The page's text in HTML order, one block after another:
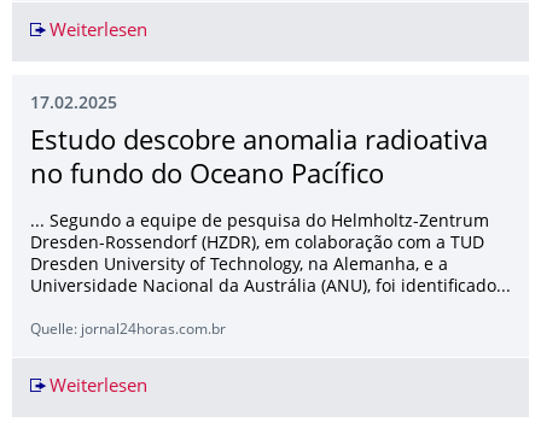
Weiterlesen
17.02.2025
Estudo descobre anomalia radioativa
no fundo do Oceano Pacífico
... Segundo a equipe de pesquisa do Helmholtz-Zentrum
Dresden-Rossendorf (HZDR), em colaboração com a TUD
Dresden University of Technology, na Alemanha, e a
Universidade Nacional da Austrália (ANU), foi identificado...
Quelle: jornal24horas.com.br
Weiterlesen